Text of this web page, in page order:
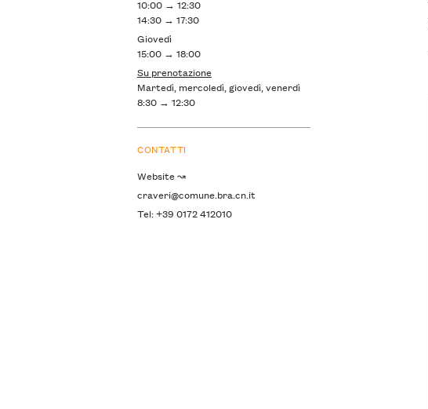
10:00 → 12:30
14:30 → 17:30
Giovedì
15:00 → 18:00
Su prenotazione
Martedì, mercoledì, giovedì, venerdì
8:30 → 12:30
CONTATTI
Website ↝
craveri@comune.bra.cn.it
Tel: +39 0172 412010